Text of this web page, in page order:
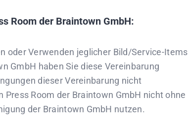
Room der Braintown GmbH:
oder Verwenden jeglicher Bild/Service-Items
GmbH haben Sie diese Vereinbarung
dieser Vereinbarung nicht
Room der Braintown GmbH nicht ohne
der Braintown GmbH nutzen.